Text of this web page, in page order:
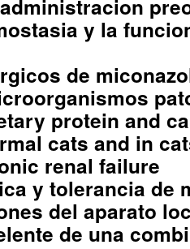
y la
de
protein and
cats and in
renal failure
y tolerancia de
del aparato
de una